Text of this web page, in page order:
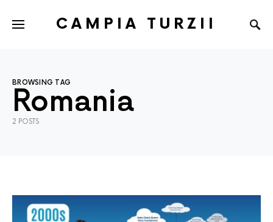
CAMPIA TURZII
BROWSING TAG
Romania
2 POSTS